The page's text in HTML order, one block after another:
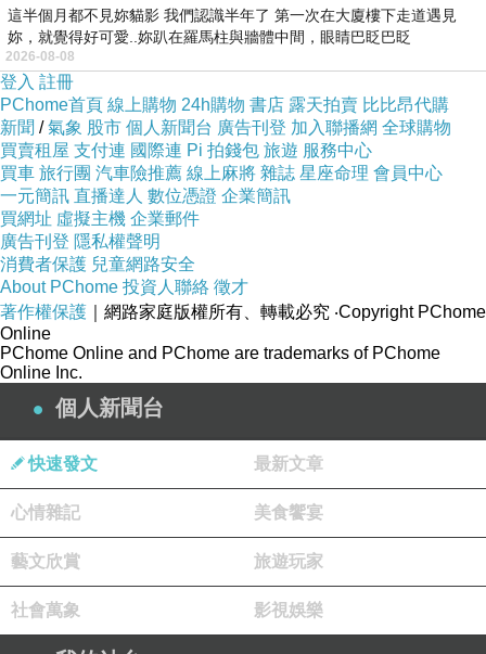
威技
WDH-101P 94年1月~94年12月 免
B & Q
(Airforce)
AD-210HC 94 年1月~94年12月
Fujimaru
FJ-5902 95年5月~96年11月
FJ-5902BD
除濕機回收/召回訊息
http://safety.bsmi.gov.tw/wSite/ct?
xItem=34762&ctNode=3611&mp=65
上一篇：雲端運算
下一篇： 綠林資訊 Ezread Touch 電子書閱讀器 送修記
這半個月都不見妳貓影 我們認識半年了 第一次在大廈樓下走道遇見
妳，就覺得好可愛..妳趴在羅馬柱與牆體中間，眼睛巴眨巴眨
2026-08-08
登入 註冊
PChome首頁 線上購物 24h購物 書店 露天拍賣 比比昂代購
新聞 /氣象 股市 個人新聞台 廣告刊登 加入聯播網 全球購物
買賣租屋 支付連 國際連 Pi 拍錢包 旅遊 服務中心
買車 旅行團 汽車險推薦 線上麻將 雜誌 星座命理 會員中心
一元簡訊 直播達人 數位憑證 企業簡訊
買網址 虛擬主機 企業郵件
廣告刊登 隱私權聲明
消費者保護 兒童網路安全
About PChome 投資人聯絡 徵才
著作權保護 ｜網路家庭版權所有、轉載必究 ‧Copyright PChome
Online
PChome Online and PChome are trademarks of PChome
Online Inc.
個人新聞台
快速發文 最新文章
心情雜記 美食饗宴
藝文欣賞 旅遊玩家
社會萬象 影視娛樂